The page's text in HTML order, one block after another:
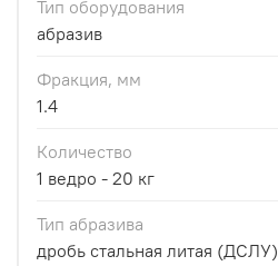
Тип оборудования
абразив
Фракция, мм
1.4
Количество
1 ведро - 20 кг
Тип абразива
дробь стальная литая (ДСЛУ)